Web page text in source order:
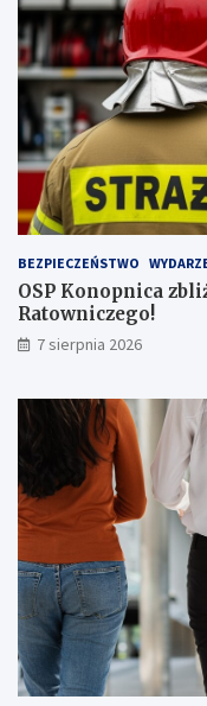
z
ą
l
c
z
b
ą
a
a
ż
e
r
!
BEZPIECZEŃSTWO
OSP Konopnica
Ratowniczego!
7 sierpnia 2026